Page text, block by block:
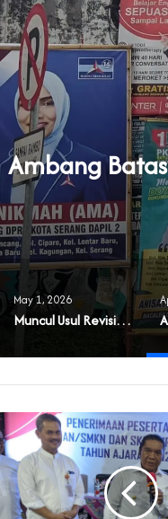
Ambang
May 1, 2026
Muncul Usul Revisi UU Parpol